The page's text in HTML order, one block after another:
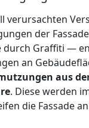
verursachten
der
durch Graffiti —
an
aus
. Diese werden
die Fassade